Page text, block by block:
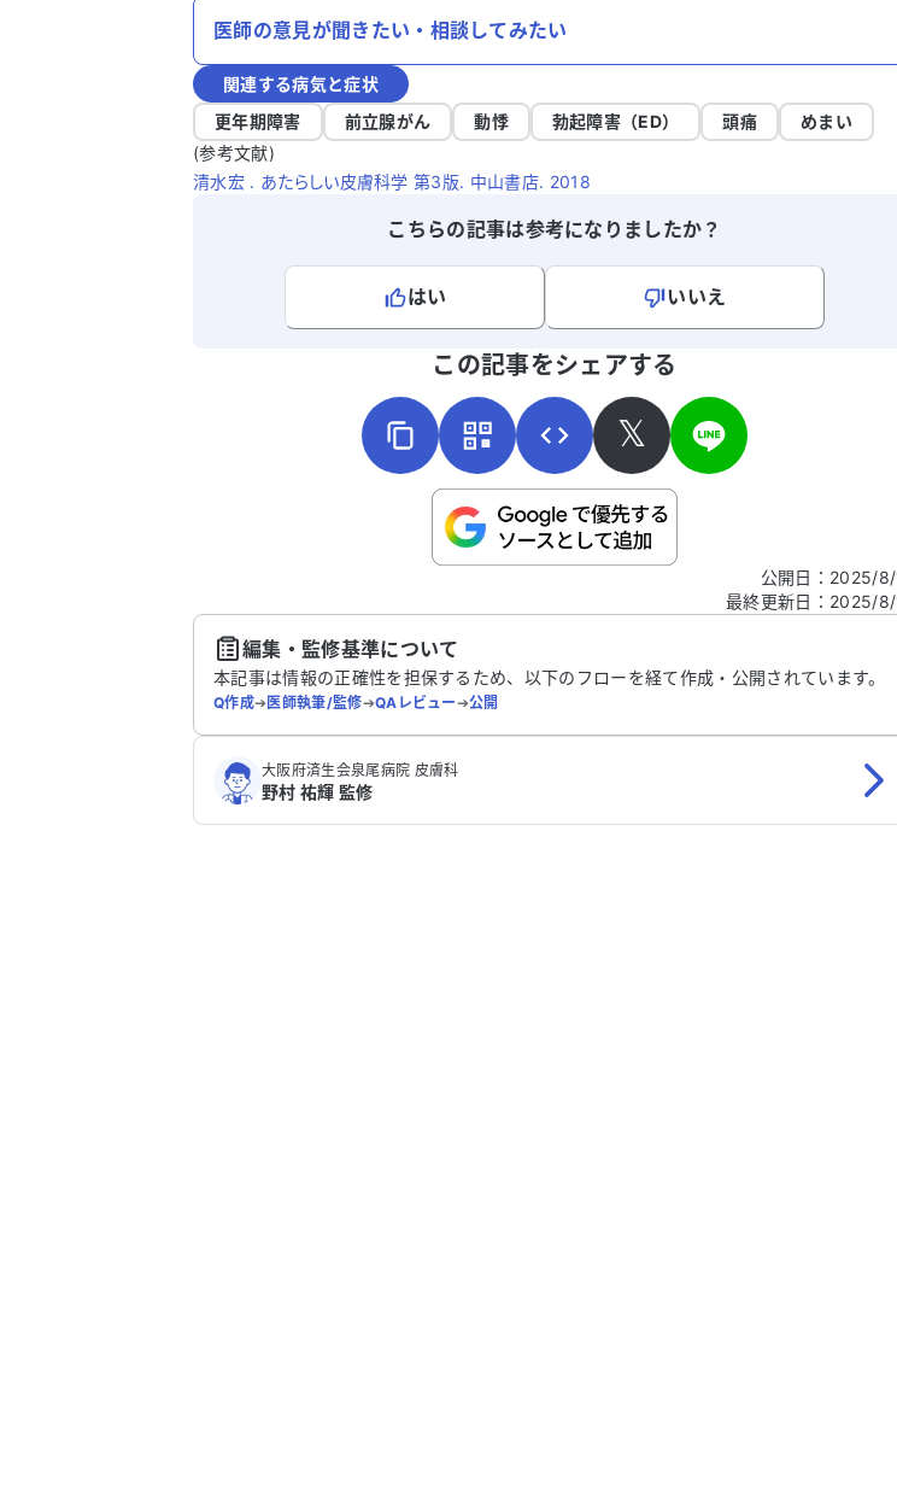
医師の意見が聞きたい・相談してみたい
関連する病気と症状
更年期障害
前立腺がん 動悸 勃起障害（ED） 頭痛
めまい
(参考文献)
清水宏 . あたらしい皮膚科学 第3版. 中山書店. 2018
こちらの記事は参考になりましたか？
はい
いいえ
こちらは送信専用のフォームです。氏名やご自身の病気の詳細などの個人情報は入れないでくだ
この記事をシェアする
𝕏
公開日 ： 2025/
最終更新日 ： 2025/
編集・監修基準について
本記事は情報の正確性を担保するため、以下のフローを経て作成・公開されています。
Q作成➔医師執筆/監修➔QAレビュー➔公開
大阪府済生会泉尾病院 皮膚科
野村 祐輝 監修